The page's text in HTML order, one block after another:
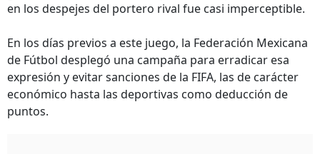
en los despejes del portero rival fue casi imperceptible.
En los días previos a este juego, la Federación Mexicana
de Fútbol desplegó una campaña para erradicar esa
expresión y evitar sanciones de la FIFA, las de carácter
económico hasta las deportivas como deducción de
puntos.